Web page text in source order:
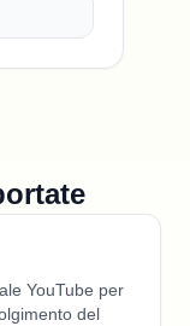
YouTube per
del